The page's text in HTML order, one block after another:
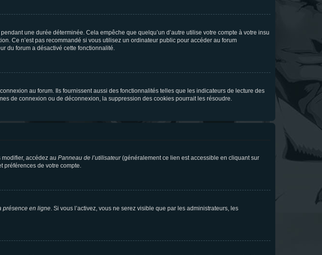
une durée déterminée. Cela empêche que quelqu’un d’autre utilise votre compte à votre insu
Ce n’est pas recommandé si vous utilisez un ordinateur public pour accéder au forum
du forum a désactivé cette fonctionnalité.
au forum. Ils fournissent aussi des fonctionnalités telles que les indicateurs de lecture des
de connexion ou de déconnexion, la suppression des cookies pourrait les résoudre.
accédez au Panneau de l’utilisateur(généralement ce lien est accessible en cliquant sur
préférences de votre compte.
présence en ligne. Si vous l’activez, vous ne serez visible que par les administrateurs, les